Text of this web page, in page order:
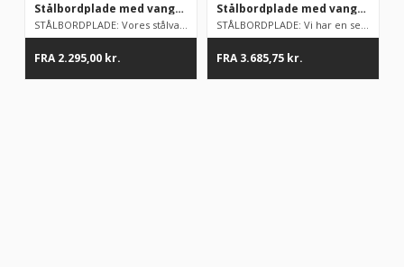
Stålbordplade med vanger DHR, 700mm dyb i mange længder
STÅLBORDPLADE: Vores stålvarer er fødevaregodkendte. Alle vore...
FRA2.295,00 kr.
Stålbordplade med vanger og underhylde, DHL, 700 mm dyb i mange længder
STÅLBORDPLADE: Vi har en serie af stålborde på lager, men som ...
FRA3.685,75 kr.